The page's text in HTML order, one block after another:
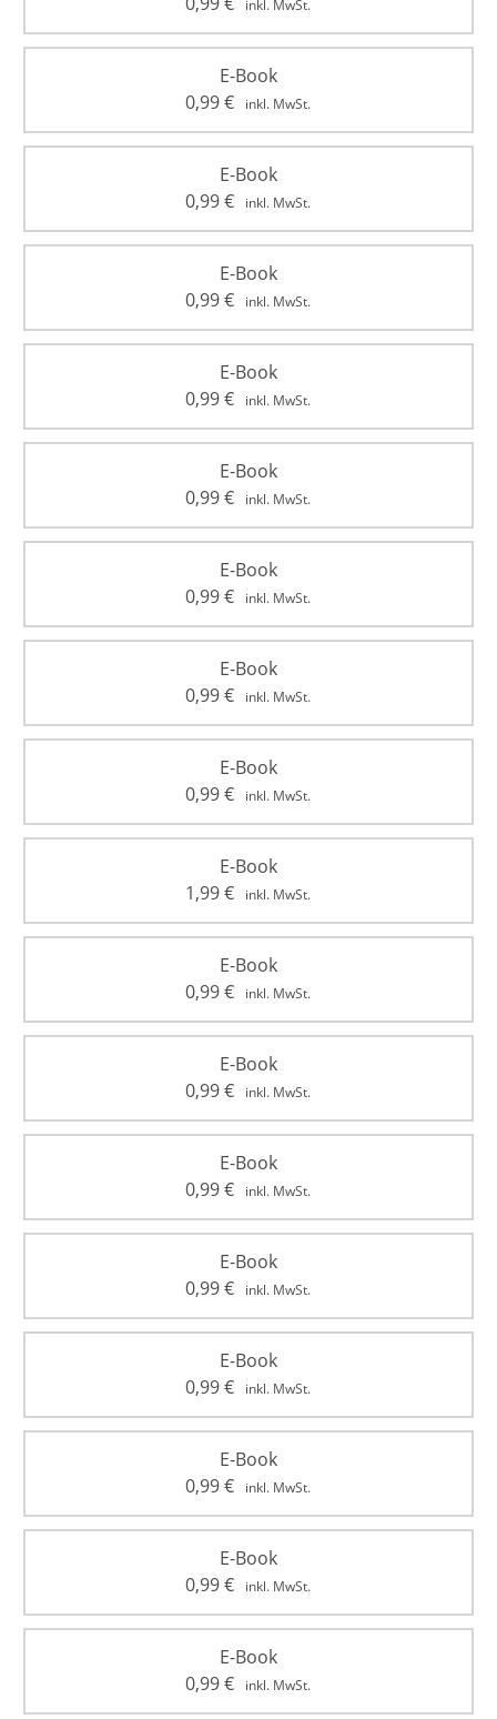
inkl. MwSt.
E-Book
0,99€ inkl. MwSt.
E-Book
0,99€ inkl. MwSt.
E-Book
0,99€ inkl. MwSt.
E-Book
0,99€ inkl. MwSt.
E-Book
0,99€ inkl. MwSt.
E-Book
0,99€ inkl. MwSt.
E-Book
0,99€ inkl. MwSt.
E-Book
0,99€ inkl. MwSt.
E-Book
1,99€ inkl. MwSt.
E-Book
0,99€ inkl. MwSt.
E-Book
0,99€ inkl. MwSt.
E-Book
0,99€ inkl. MwSt.
E-Book
0,99€ inkl. MwSt.
E-Book
0,99€ inkl. MwSt.
E-Book
0,99€ inkl. MwSt.
E-Book
0,99€ inkl. MwSt.
E-Book
0,99€ inkl. MwSt.